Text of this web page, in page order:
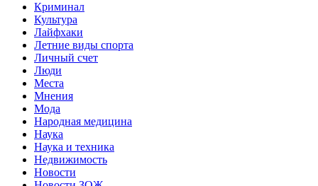
Криминал
Культура
Лайфхаки
Летние виды спорта
Личный счет
Люди
Места
Мнения
Мода
Народная медицина
Наука
Наука и техника
Недвижимость
Новости